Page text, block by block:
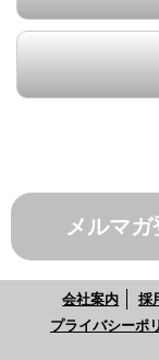
メルマガ
会社案内 採
プライバシーポ